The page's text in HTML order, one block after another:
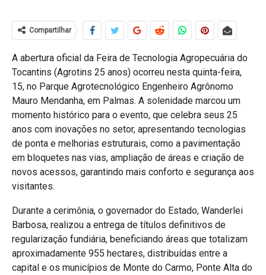
Compartilhar
A abertura oficial da Feira de Tecnologia Agropecuária do
Tocantins (Agrotins 25 anos) ocorreu nesta quinta-feira,
15, no Parque Agrotecnológico Engenheiro Agrônomo
Mauro Mendanha, em Palmas. A solenidade marcou um
momento histórico para o evento, que celebra seus 25
anos com inovações no setor, apresentando tecnologias
de ponta e melhorias estruturais, como a pavimentação
em bloquetes nas vias, ampliação de áreas e criação de
novos acessos, garantindo mais conforto e segurança aos
visitantes.
Durante a cerimônia, o governador do Estado, Wanderlei
Barbosa, realizou a entrega de títulos definitivos de
regularização fundiária, beneficiando áreas que totalizam
aproximadamente 955 hectares, distribuídas entre a
capital e os municípios de Monte do Carmo, Ponte Alta do